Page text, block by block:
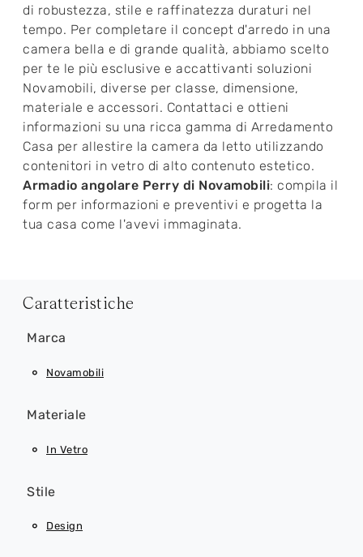
di robustezza, stile e raffinatezza duraturi nel
tempo. Per completare il concept d'arredo in una
camera bella e di grande qualità, abbiamo scelto
per te le più esclusive e accattivanti soluzioni
Novamobili, diverse per classe, dimensione,
materiale e accessori. Contattaci e ottieni
informazioni su una ricca gamma di Arredamento
Casa per allestire la camera da letto utilizzando
contenitori in vetro di alto contenuto estetico.
Armadio angolare Perry di Novamobili: compila il
form per informazioni e preventivi e progetta la
tua casa come l'avevi immaginata.
Caratteristiche
Marca
Novamobili
Materiale
In Vetro
Stile
Design